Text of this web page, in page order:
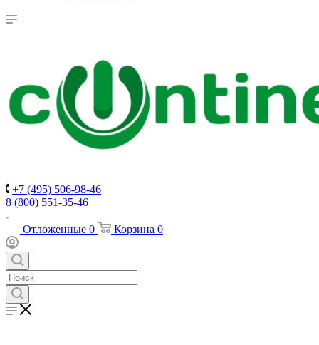
+7 (495) 506-98-46
8 (800) 551-35-46
Отложенные 0 Корзина 0